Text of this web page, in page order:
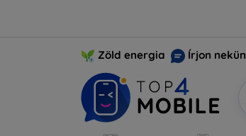
Zöld energia Írjon